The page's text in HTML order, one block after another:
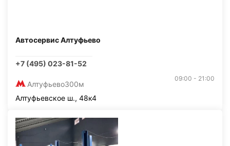
Автосервис Алтуфьево
+7 (495) 023-81-52
Алтуфьево300м
09:00 - 21:00
Алтуфьевское ш., 48к4